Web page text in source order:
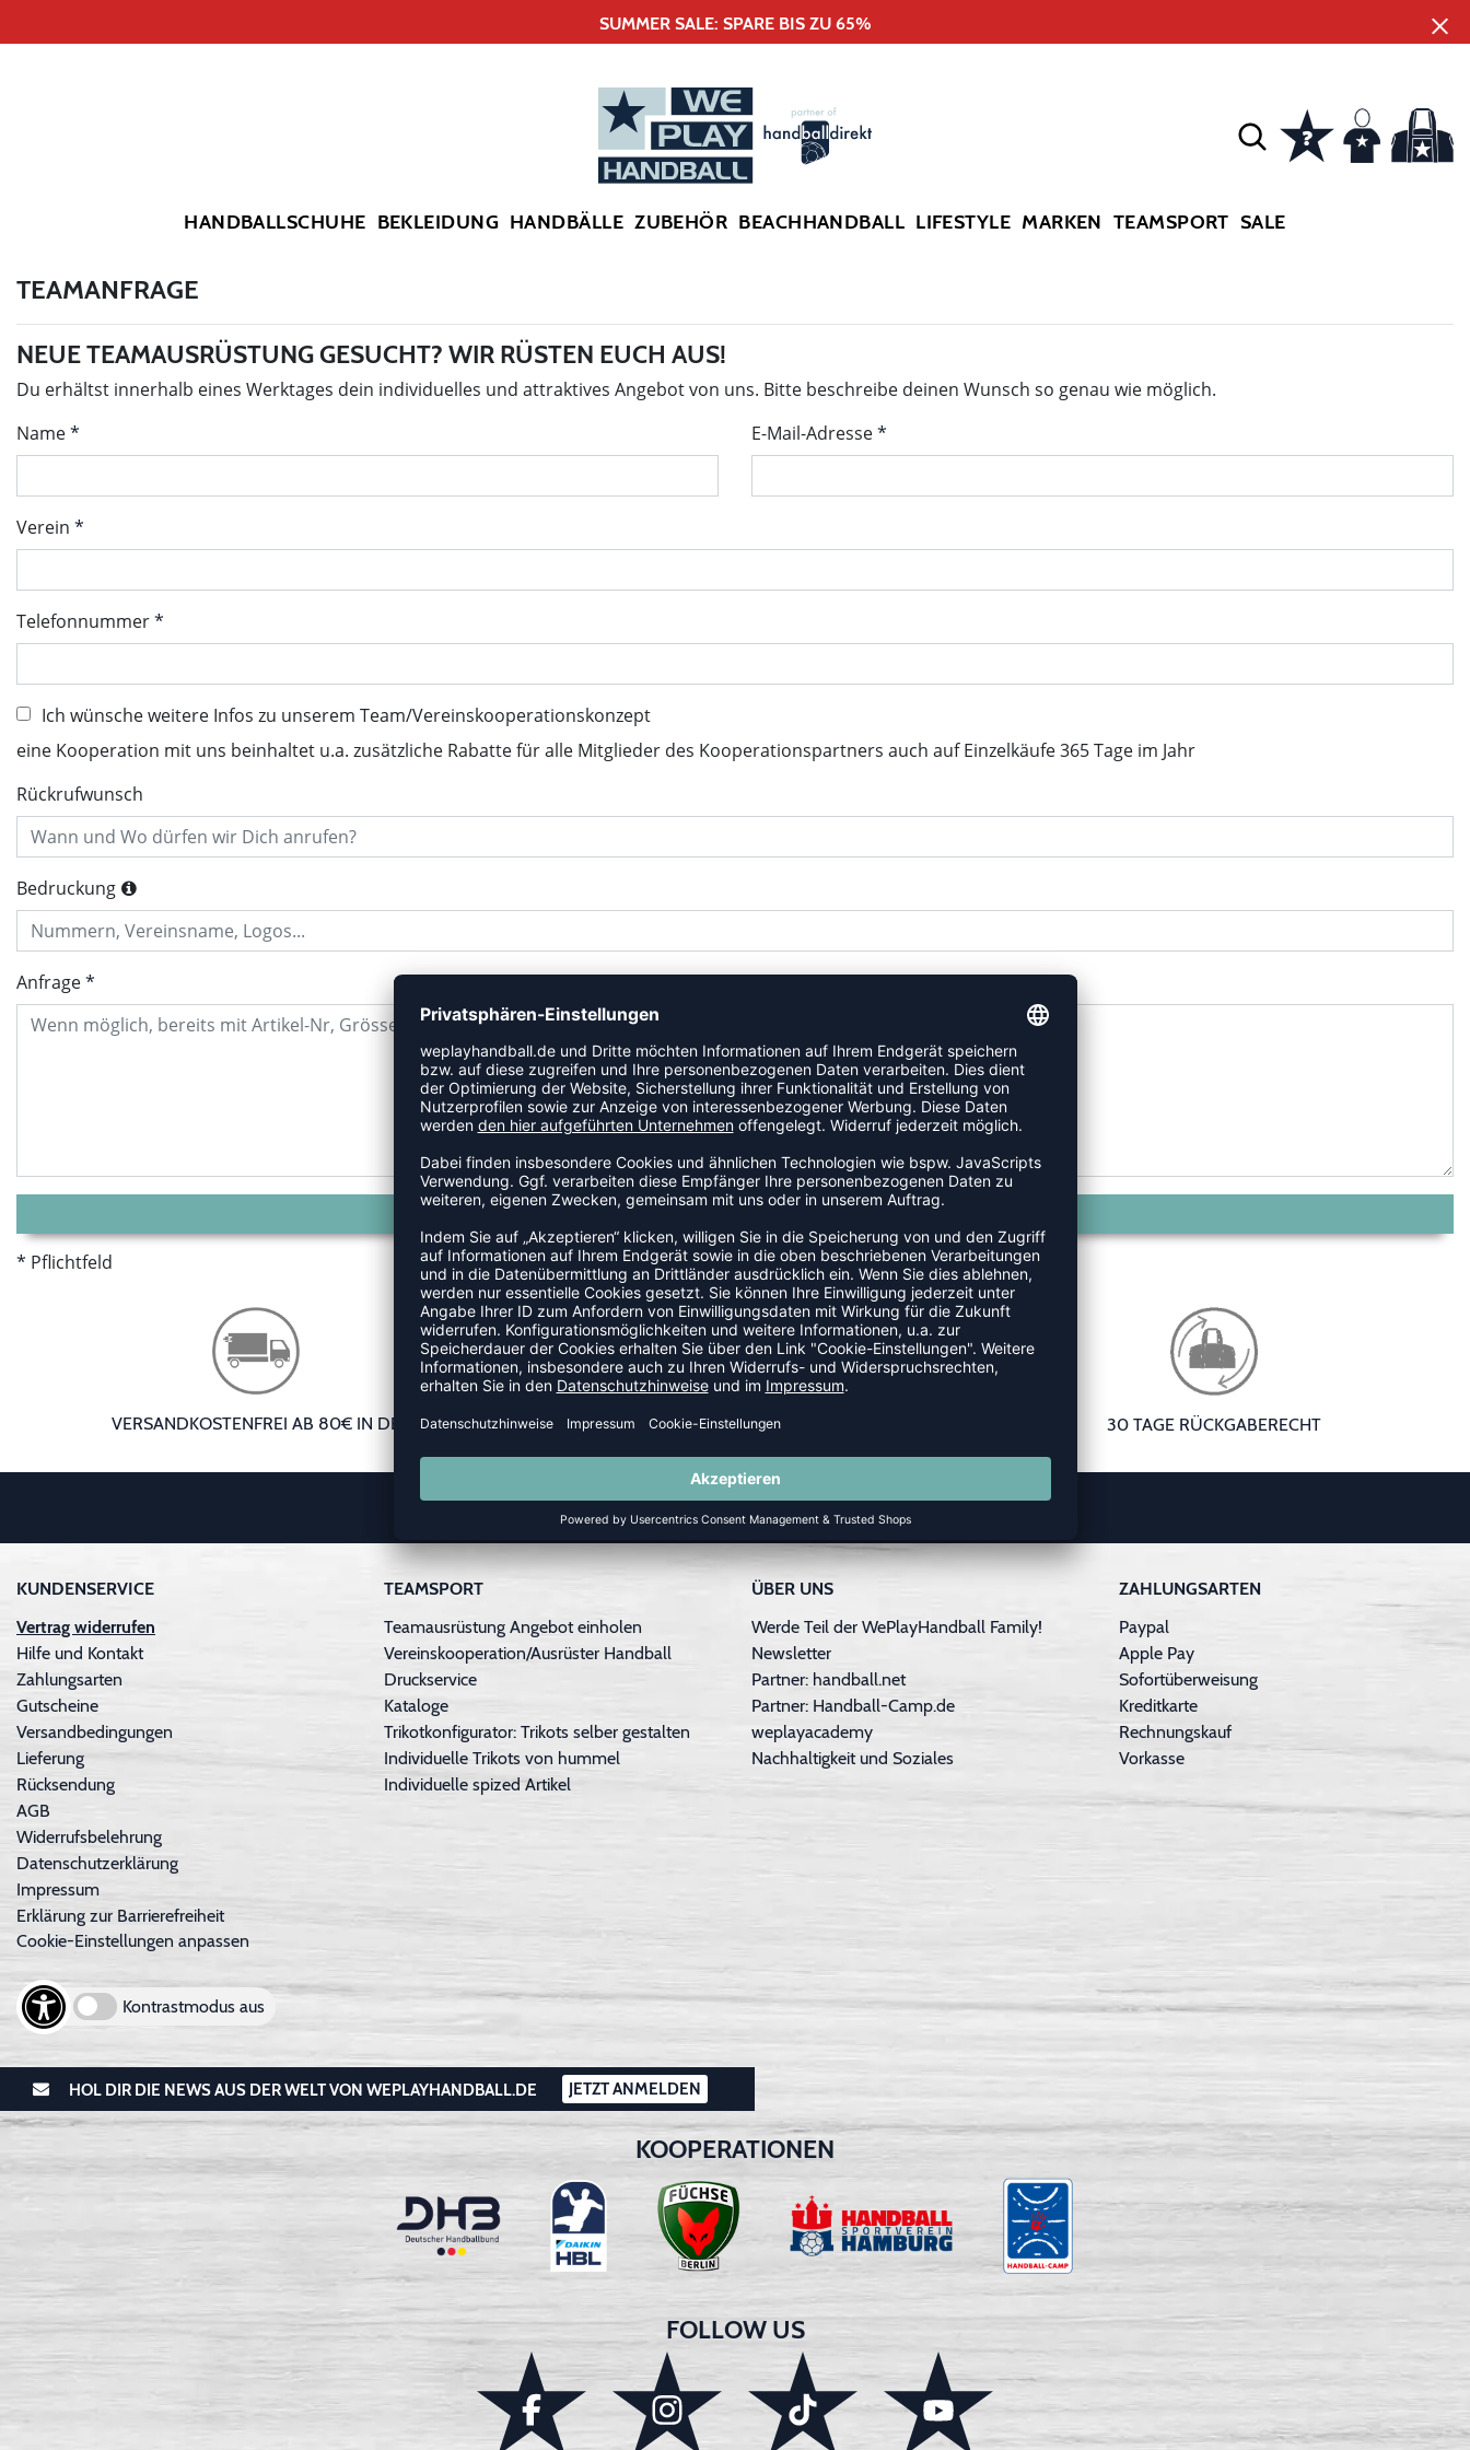
SUMMER SALE: SPARE BIS ZU 65%
HANDBALLSCHUHE BEKLEIDUNG HANDBÄLLE ZUBEHÖR BEACHHANDBALL LIFESTYLE MARKEN TEAMSPORT SALE
TEAMANFRAGE
NEUE TEAMAUSRÜSTUNG GESUCHT? WIR RÜSTEN EUCH AUS!
Du erhältst innerhalb eines Werktages dein individuelles und attraktives Angebot von uns. Bitte beschreibe deinen Wunsch so genau wie möglich.
Name
E-Mail-Adresse
Verein
Telefonnummer
Ich wünsche weitere Infos zu unserem Team/Vereinskooperationskonzept
eine Kooperation mit uns beinhaltet u.a. zusätzliche Rabatte für alle Mitglieder des Kooperationspartners auch auf Einzelkäufe 365 Tage im Jahr
Rückrufwunsch
Bedruckung
Anfrage
Pflichtfeld
VERSANDKOSTENFREI AB 80€ IN DE GELD-ZURÜCK-GARANTIE 30 TAGE RÜCKGABERECHT
KUNDENSERVICE
Vertrag widerrufen
Hilfe und Kontakt
Zahlungsarten
Gutscheine
Versandbedingungen
Lieferung
Rücksendung
AGB
Widerrufsbelehrung
Datenschutzerklärung
Impressum
Erklärung zur Barrierefreiheit
Cookie-Einstellungen anpassen
Kontrastmodus aus
TEAMSPORT
Teamausrüstung Angebot einholen
Vereinskooperation/Ausrüster Handball
Druckservice
Kataloge
Trikotkonfigurator: Trikots selber gestalten
Individuelle Trikots von hummel
Individuelle spized Artikel
ÜBER UNS
Werde Teil der WePlayHandball Family!
Newsletter
Partner: handball.net
Partner: Handball-Camp.de
weplayacademy
Nachhaltigkeit und Soziales
ZAHLUNGSARTEN
Paypal
Apple Pay
Sofortüberweisung
Kreditkarte
Rechnungskauf
Vorkasse
HOL DIR DIE NEWS AUS DER WELT VON WEPLAYHANDBALL.DE JETZT ANMELDEN
KOOPERATIONEN
FOLLOW US